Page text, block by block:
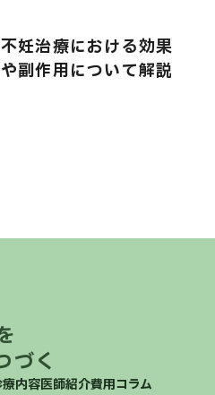
妊治療における効果
副作用について解説
づく
内容医師紹介費用コラム